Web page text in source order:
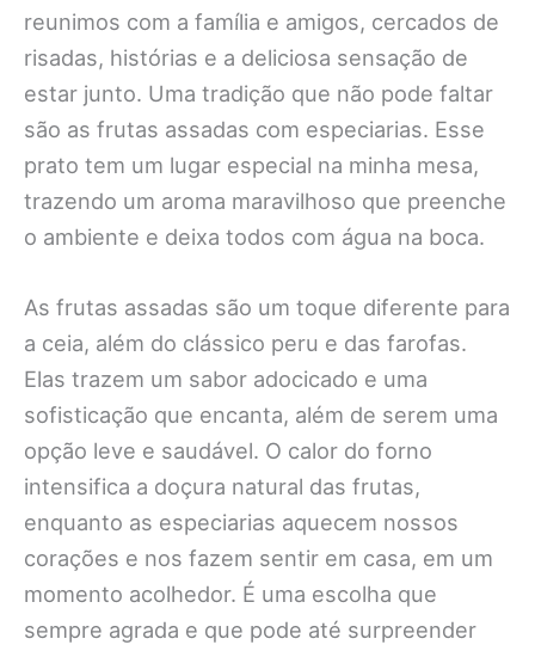
reunimos com a família e amigos, cercados de
risadas, histórias e a deliciosa sensação de
estar junto. Uma tradição que não pode faltar
são as frutas assadas com especiarias. Esse
prato tem um lugar especial na minha mesa,
trazendo um aroma maravilhoso que preenche
o ambiente e deixa todos com água na boca.
As frutas assadas são um toque diferente para
a ceia, além do clássico peru e das farofas.
Elas trazem um sabor adocicado e uma
sofisticação que encanta, além de serem uma
opção leve e saudável. O calor do forno
intensifica a doçura natural das frutas,
enquanto as especiarias aquecem nossos
corações e nos fazem sentir em casa, em um
momento acolhedor. É uma escolha que
sempre agrada e que pode até surpreender